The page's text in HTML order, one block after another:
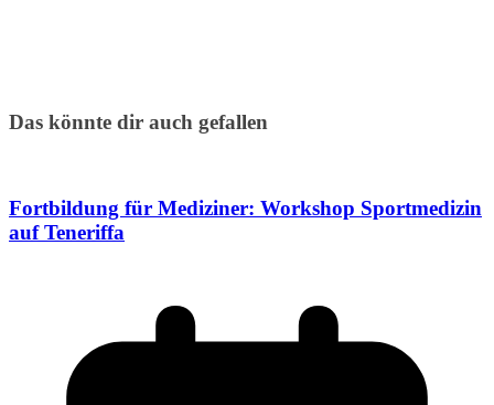
Das könnte dir auch gefallen
Fortbildung für Mediziner: Workshop Sportmedizin
auf Teneriffa